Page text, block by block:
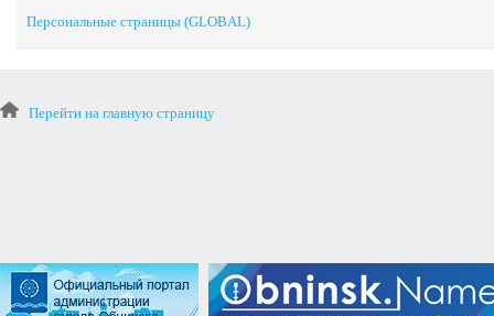
Персональные страницы (GLOBAL)
Перейти на главную страницу